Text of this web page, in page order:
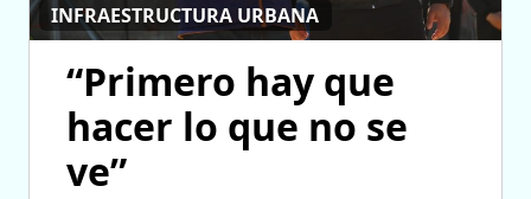
INFRAESTRUCTURA URBANA
“Primero hay que
hacer lo que no se
ve”